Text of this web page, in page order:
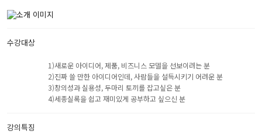
수강대상
1)새로운 아이디어, 제품, 비즈니스 모델을 선보이려는 분
2)진짜 쓸 만한 아이디어인데, 사람들을 설득시키기 어려운 분
3)창의성과 실용성, 두마리 토끼를 잡고싶은 분
4)세종실록을 쉽고 재미있게 공부하고 싶으신 분
강의특징